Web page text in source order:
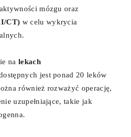
mózgu oraz
CT) w celu wykrycia
na lekach
jest ponad 20 leków
również rozważyć operację,
uzupełniające, takie jak